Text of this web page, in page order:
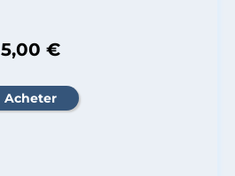
5,00 €